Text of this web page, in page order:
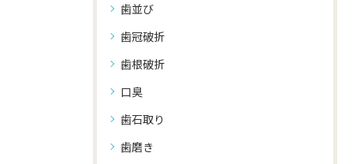
歯並び
歯冠破折
歯根破折
口臭
歯石取り
歯磨き